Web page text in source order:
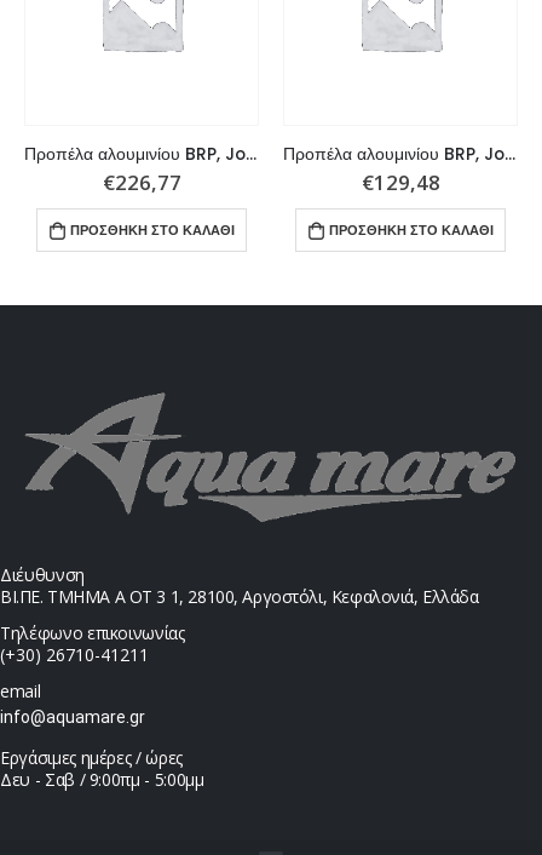
Προπέλα αλουμινίου BRP, Johnson , Evinrude 45 – 140 HP 4×12,75×17 R
€226,77
ΠΡΟΣΘΉΚΗ ΣΤΟ ΚΑΛΆΘΙ
Προπέλα αλουμινίου BRP, Johnson , Evinrude 9,9 – 15 HP 3×9,25×7
€129,48
ΠΡΟΣΘΉΚΗ ΣΤΟ ΚΑΛΆΘΙ
Διέυθυνση
ΒΙ.ΠΕ. ΤΜΗΜΑ Α ΟΤ 3 1, 28100, Αργοστόλι, Κεφαλονιά, Ελλάδα
Τηλέφωνο επικοινωνίας
(+30) 26710-41211
email
info@aquamare.gr
Εργάσιμες ημέρες / ώρες
Δευ - Σαβ / 9:00πμ - 5:00μμ